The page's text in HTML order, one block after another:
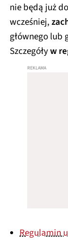
nie będą już
wcześniej,
głównego lub
Szczegóływ
Regulamin